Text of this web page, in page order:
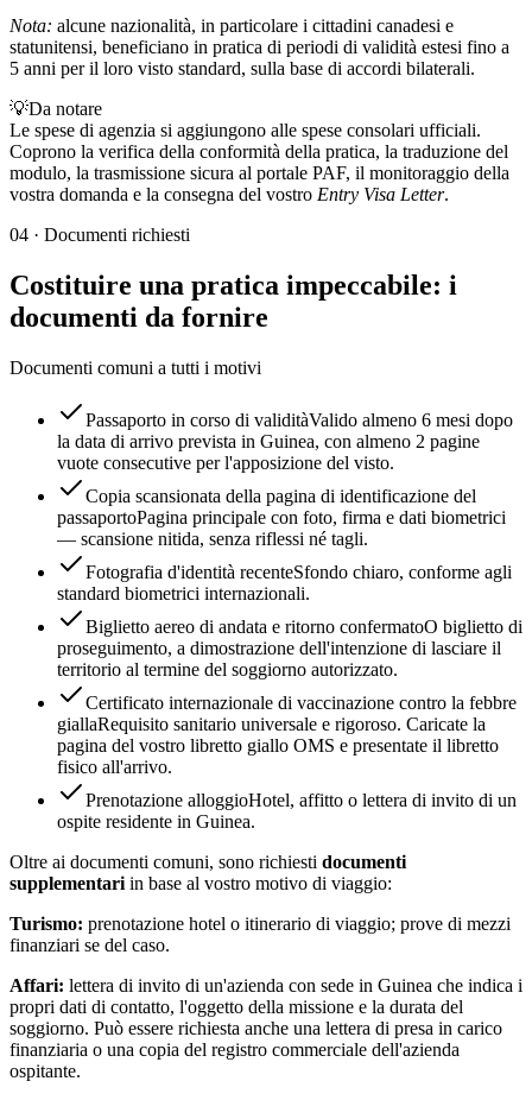
Nota: alcune nazionalità, in particolare i cittadini canadesi e
statunitensi, beneficiano in pratica di periodi di validità estesi fino a
5 anni per il loro visto standard, sulla base di accordi bilaterali.
💡Da notare
Le spese di agenzia si aggiungono alle spese consolari ufficiali.
Coprono la verifica della conformità della pratica, la traduzione del
modulo, la trasmissione sicura al portale PAF, il monitoraggio della
vostra domanda e la consegna del vostro Entry Visa Letter.
04 · Documenti richiesti
Costituire una pratica impeccabile: i
documenti da fornire
Documenti comuni a tutti i motivi
Passaporto in corso di validitàValido almeno 6 mesi dopo
la data di arrivo prevista in Guinea, con almeno 2 pagine
vuote consecutive per l'apposizione del visto.
Copia scansionata della pagina di identificazione del
passaportoPagina principale con foto, firma e dati biometrici
— scansione nitida, senza riflessi né tagli.
Fotografia d'identità recenteSfondo chiaro, conforme agli
standard biometrici internazionali.
Biglietto aereo di andata e ritorno confermatoO biglietto di
proseguimento, a dimostrazione dell'intenzione di lasciare il
territorio al termine del soggiorno autorizzato.
Certificato internazionale di vaccinazione contro la febbre
giallaRequisito sanitario universale e rigoroso. Caricate la
pagina del vostro libretto giallo OMS e presentate il libretto
fisico all'arrivo.
Prenotazione alloggioHotel, affitto o lettera di invito di un
ospite residente in Guinea.
Oltre ai documenti comuni, sono richiesti documenti
supplementari in base al vostro motivo di viaggio:
Turismo: prenotazione hotel o itinerario di viaggio; prove di mezzi
finanziari se del caso.
Affari: lettera di invito di un'azienda con sede in Guinea che indica i
propri dati di contatto, l'oggetto della missione e la durata del
soggiorno. Può essere richiesta anche una lettera di presa in carico
finanziaria o una copia del registro commerciale dell'azienda
ospitante.